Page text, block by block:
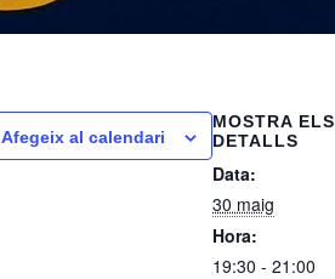
Afegeix al calendari
MOSTRA ELS
DETALLS
Data:
30 maig
Hora:
19:30 - 21:00